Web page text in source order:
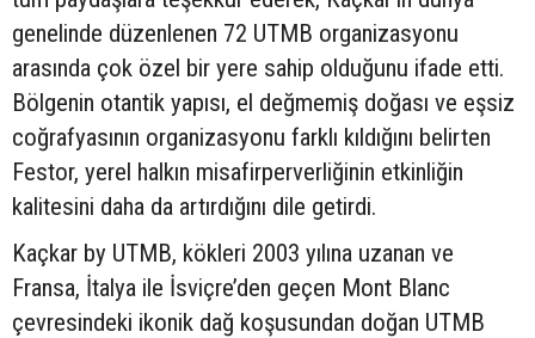
genelinde düzenlenen 72 UTMB organizasyonu
arasında çok özel bir yere sahip olduğunu ifade etti.
Bölgenin otantik yapısı, el değmemiş doğası ve eşsiz
coğrafyasının organizasyonu farklı kıldığını belirten
Festor, yerel halkın misafirperverliğinin etkinliğin
kalitesini daha da artırdığını dile getirdi.
Kaçkar by UTMB, kökleri 2003 yılına uzanan ve
Fransa, İtalya ile İsviçre’den geçen Mont Blanc
çevresindeki ikonik dağ koşusundan doğan UTMB